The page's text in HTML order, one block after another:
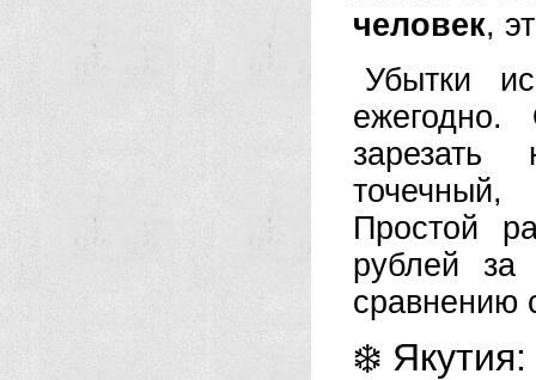
человек,
Убытки
зарезать
точечный,
Простой
рублей
сравнению
❄️ Якутия: